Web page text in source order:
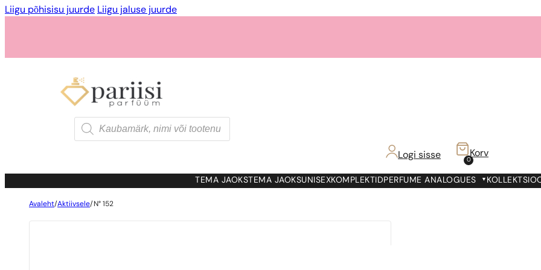
Liigu põhisisu juurde Liigu jaluse juurde
Products
search
Logi sisse 0
Korv
TEMA JAOKSTEMA JAOKSUNISEXKOMPLEKTIDPERFUME ANALOGUES
Avaleht/Aktiivsele/ N° 152